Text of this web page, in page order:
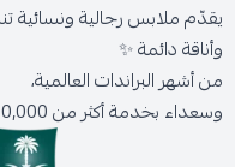
يقدّم ملابس رجالية ونسائية
وأناقة دائمة ✨
من أشهر البراندات العالمية،
وسعداء بخدمة أكثر من 300,000 عميل حول المملكة.